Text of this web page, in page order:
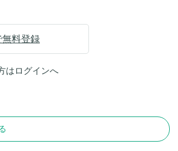
無料登録
はログインへ